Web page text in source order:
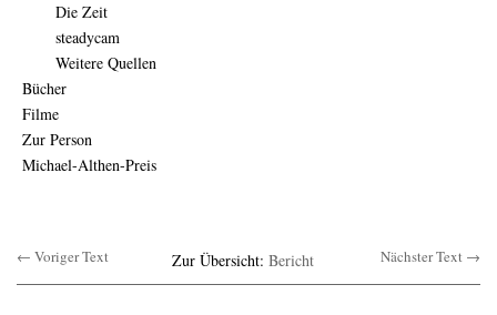
Die Zeit
steadycam
Weitere Quellen
Bücher
Filme
Zur Person
Michael-Althen-Preis
← Voriger Text Zur Übersicht: Bericht Nächster Text →